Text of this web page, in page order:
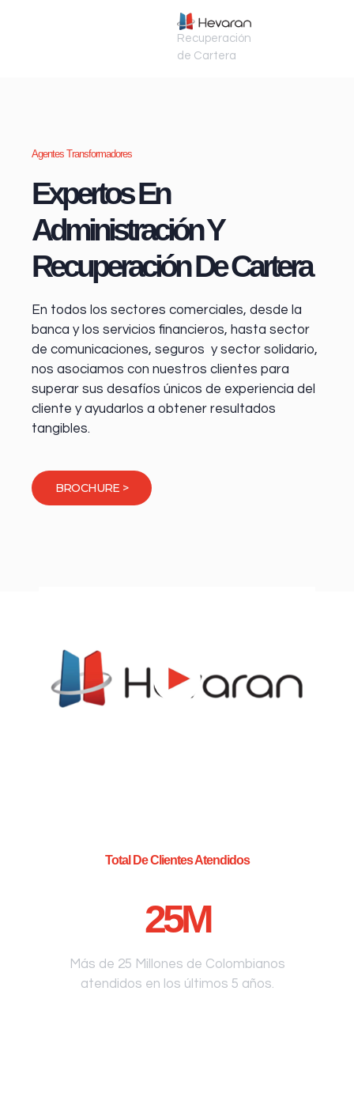
Recuperación
de Cartera
Agentes Transformadores
Expertos En
Administración Y
Recuperación De Cartera
En todos los sectores comerciales, desde la
banca y los servicios financieros, hasta sector
de comunicaciones, seguros y sector solidario,
nos asociamos con nuestros clientes para
superar sus desafíos únicos de experiencia del
cliente y ayudarlos a obtener resultados
tangibles.
BROCHURE >
Total De Clientes Atendidos
25M
Más de 25 Millones de Colombianos
atendidos en los últimos 5 años.